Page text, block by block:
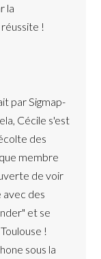
la
!
par Sigmap-
Cécile s'est
des
membre
de voir
avec des
et se
!
sous la